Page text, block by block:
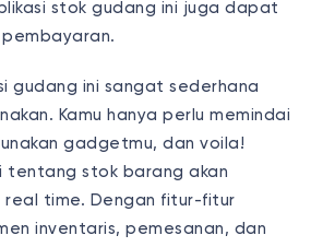
stok gudang ini juga dapat
gudang ini sangat sederhana
Kamu hanya perlu memindai
gadgetmu, dan voila!
tentang stok barang akan
time. Dengan fitur-fitur
inventaris, pemesanan, dan